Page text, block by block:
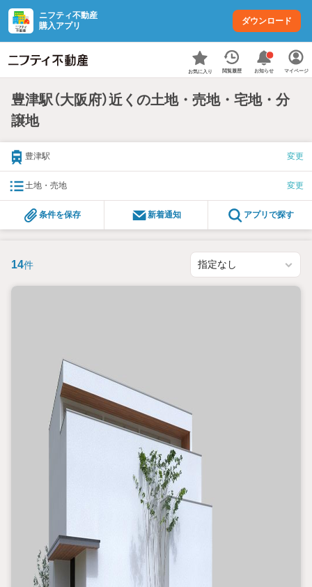
ニフティ不動産
購入アプリ
ダウンロード
お気に入り 閲覧履歴 お知らせ マイページ
豊津駅（大阪府）近くの土地・売地・宅地・分
譲地
豊津駅 変更
土地・売地 変更
条件を保存 新着通知 アプリで探す
14件